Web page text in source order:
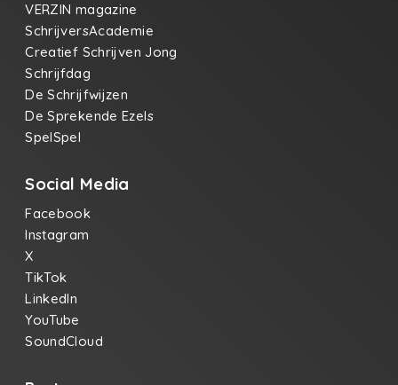
VERZIN magazine
SchrijversAcademie
Creatief Schrijven Jong
Schrijfdag
De Schrijfwijzen
De Sprekende Ezels
SpelSpel
Social Media
Facebook
Instagram
X
TikTok
LinkedIn
YouTube
SoundCloud